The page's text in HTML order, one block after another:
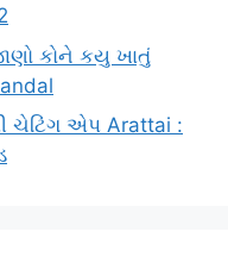
કોને કયુ ખાતું
ચેટિંગ એપ Arattai :